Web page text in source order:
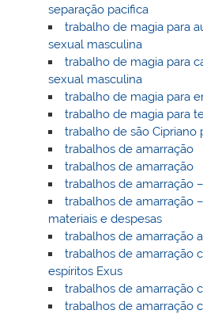
separação pacifica
trabalho de magia para
sexual masculina
trabalho de magia para
sexual masculina
trabalho de magia para
trabalho de magia para
trabalho de são Cipriano
trabalhos de amarração
trabalhos de amarração
trabalhos de amarração
trabalhos de amarração
materiais e despesas
trabalhos de amarração
trabalhos de amarração
espíritos Exus
trabalhos de amarração
trabalhos de amarração